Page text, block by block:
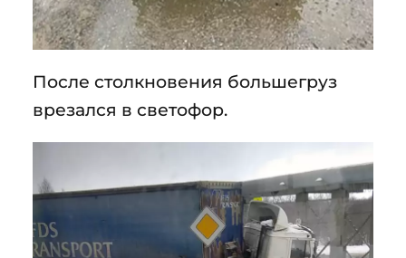
После столкновения большегруз
врезался в светофор.